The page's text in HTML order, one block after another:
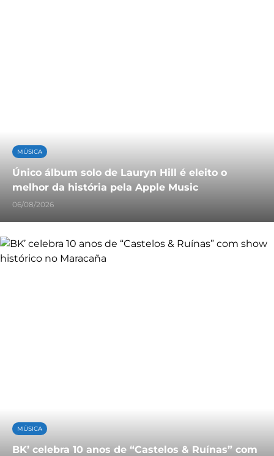
MÚSICA
Único álbum solo de Lauryn Hill é eleito o
melhor da história pela Apple Music
06/08/2026
MÚSICA
BK’ celebra 10 anos de “Castelos & Ruínas” com